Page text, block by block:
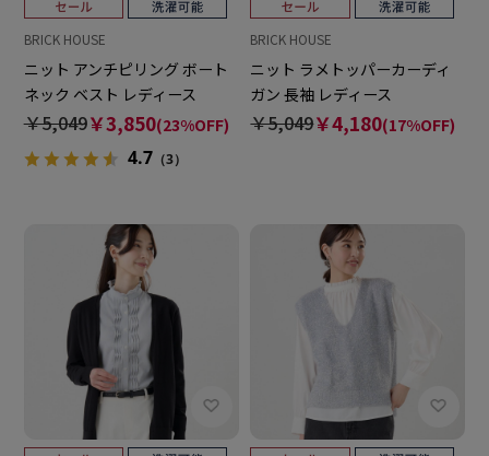
BRICK HOUSE
ニット アンチピリング ボート
ネック ベスト レディース
￥5,049￥3,850(23%OFF)
4.7（3）
BRICK HOUSE
ニット ラメトッパーカーディ
ガン 長袖 レディース
￥5,049￥4,180(17%OFF)